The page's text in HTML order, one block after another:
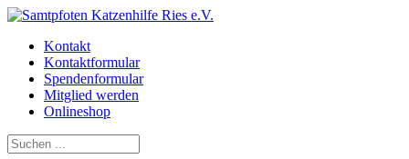
Kontakt
Kontaktformular
Spendenformular
Mitglied werden
Onlineshop